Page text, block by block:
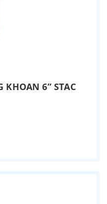
KHOAN 6” STAC